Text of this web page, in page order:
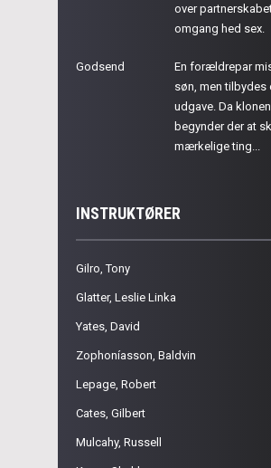
over
omgang hed sex.
Godsend
En forældrepar
søn, men tilbydes
udgave. Da
begynder der at
mærkelige ting...
INSTRUKTØRER
Gilro, Tony
Glatter, Leslie Linka
Yates, David
Zophoníasson, Baldvin
Lepage, Robert
Cates, Gilbert
Mulcahy, Russell